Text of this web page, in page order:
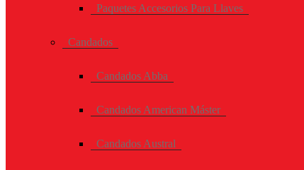
Paquetes Accesorios Para Llaves
Candados
Candados Abba
Candados American Máster
Candados Austral